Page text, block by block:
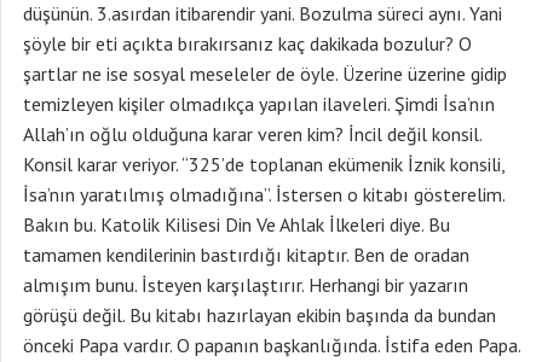
düşünün. 3.asırdan itibarendir yani. Bozulma süreci aynı. Yani
şöyle bir eti açıkta bırakırsanız kaç dakikada bozulur? O
şartlar ne ise sosyal meseleler de öyle. Üzerine üzerine gidip
temizleyen kişiler olmadıkça yapılan ilaveleri. Şimdi İsa’nın
Allah’ın oğlu olduğuna karar veren kim? İncil değil konsil.
Konsil karar veriyor. “325’de toplanan ekümenik İznik konsili,
İsa’nın yaratılmış olmadığına”. İstersen o kitabı gösterelim.
Bakın bu. Katolik Kilisesi Din Ve Ahlak İlkeleri diye. Bu
tamamen kendilerinin bastırdığı kitaptır. Ben de oradan
almışım bunu. İsteyen karşılaştırır. Herhangi bir yazarın
görüşü değil. Bu kitabı hazırlayan ekibin başında da bundan
önceki Papa vardır. O papanın başkanlığında. İstifa eden Papa.